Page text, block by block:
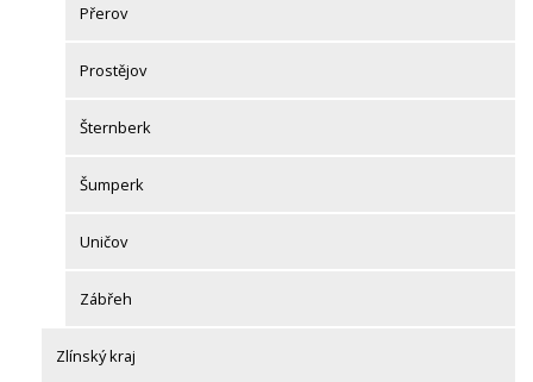
Přerov
Prostějov
Šternberk
Šumperk
Uničov
Zábřeh
Zlínský kraj